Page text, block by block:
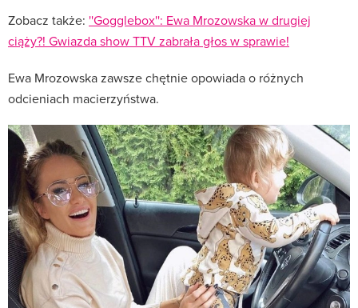
Zobacz także: ''Gogglebox'': Ewa Mrozowska w drugiej
ciąży?! Gwiazda show TTV zabrała głos w sprawie!
Ewa Mrozowska zawsze chętnie opowiada o różnych
odcieniach macierzyństwa.